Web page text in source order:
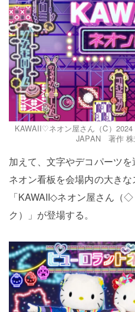
KAWAII♡ネオン屋さん（C）2024
JAPAN 著作 株
加えて、文字やデコパーツ
ネオン看板を会場内の大き
「KAWAII◇ネオン屋さん（
ク）」が登場する。